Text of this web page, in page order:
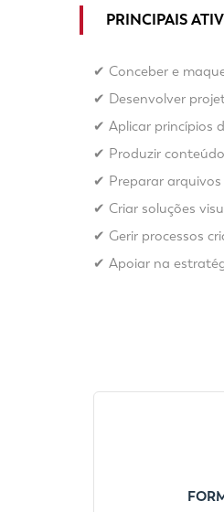
PRINCIPAIS
✔ Conceber e
✔ Desenvolver
✔ Aplicar princípios
✔ Produzir
✔ Preparar
✔ Criar soluções
✔ Gerir processos
✔ Apoiar na